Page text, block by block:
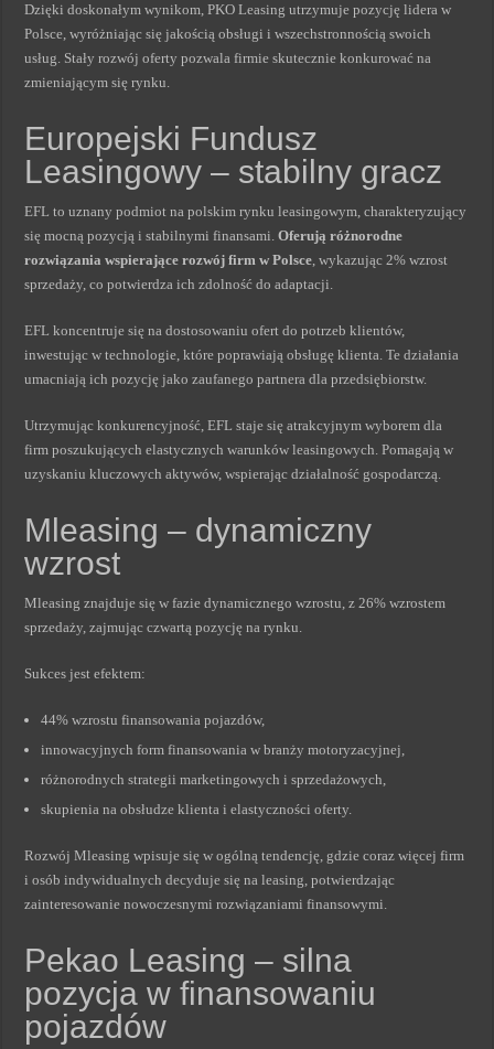
Dzięki doskonałym wynikom, PKO Leasing utrzymuje pozycję lidera w
Polsce, wyróżniając się jakością obsługi i wszechstronnością swoich
usług. Stały rozwój oferty pozwala firmie skutecznie konkurować na
zmieniającym się rynku.
Europejski Fundusz
Leasingowy – stabilny gracz
EFL to uznany podmiot na polskim rynku leasingowym, charakteryzujący
się mocną pozycją i stabilnymi finansami.Oferują różnorodne
rozwiązania wspierające rozwój firm w Polsce, wykazując 2% wzrost
sprzedaży, co potwierdza ich zdolność do adaptacji.
EFL koncentruje się na dostosowaniu ofert do potrzeb klientów,
inwestując w technologie, które poprawiają obsługę klienta. Te działania
umacniają ich pozycję jako zaufanego partnera dla przedsiębiorstw.
Utrzymując konkurencyjność, EFL staje się atrakcyjnym wyborem dla
firm poszukujących elastycznych warunków leasingowych. Pomagają w
uzyskaniu kluczowych aktywów, wspierając działalność gospodarczą.
Mleasing – dynamiczny
wzrost
Mleasing znajduje się w fazie dynamicznego wzrostu, z 26% wzrostem
sprzedaży, zajmując czwartą pozycję na rynku.
Sukces jest efektem:
44% wzrostu finansowania pojazdów,
innowacyjnych form finansowania w branży motoryzacyjnej,
różnorodnych strategii marketingowych i sprzedażowych,
skupienia na obsłudze klienta i elastyczności oferty.
Rozwój Mleasing wpisuje się w ogólną tendencję, gdzie coraz więcej firm
i osób indywidualnych decyduje się na leasing, potwierdzając
zainteresowanie nowoczesnymi rozwiązaniami finansowymi.
Pekao Leasing – silna
pozycja w finansowaniu
pojazdów